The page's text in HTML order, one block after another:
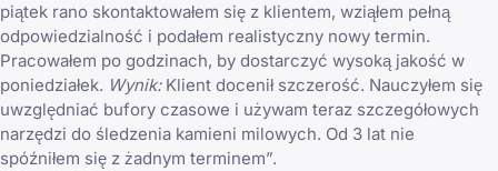
piątek rano skontaktowałem się z klientem, wziąłem pełną
odpowiedzialność i podałem realistyczny nowy termin.
Pracowałem po godzinach, by dostarczyć wysoką jakość w
poniedziałek. Wynik:Klient docenił szczerość. Nauczyłem się
uwzględniać bufory czasowe i używam teraz szczegółowych
narzędzi do śledzenia kamieni milowych. Od 3 lat nie
spóźniłem się z żadnym terminem”.